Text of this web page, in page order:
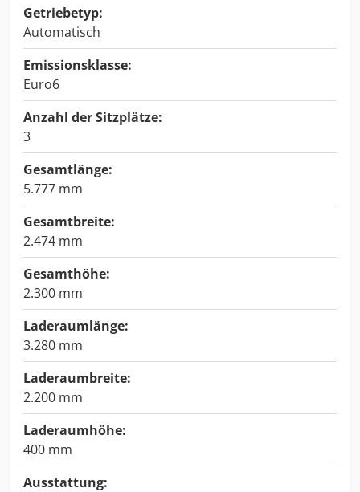
Getriebetyp:
Automatisch
Emissionsklasse:
Euro6
Anzahl der Sitzplätze:
3
Gesamtlänge:
5.777 mm
Gesamtbreite:
2.474 mm
Gesamthöhe:
2.300 mm
Laderaumlänge:
3.280 mm
Laderaumbreite:
2.200 mm
Laderaumhöhe:
400 mm
Ausstattung: